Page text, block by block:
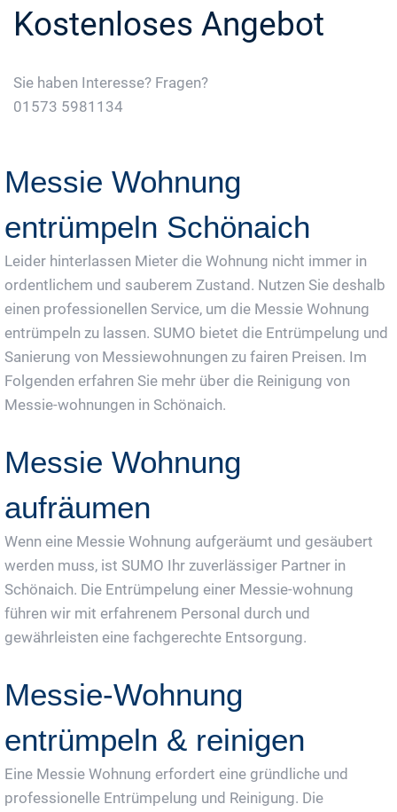
Kostenloses Angebot
Sie haben Interesse? Fragen?
01573 5981134
Messie Wohnung
entrümpeln Schönaich
Leider hinterlassen Mieter die Wohnung nicht immer in
ordentlichem und sauberem Zustand. Nutzen Sie deshalb
einen professionellen Service, um die Messie Wohnung
entrümpeln zu lassen. SUMO bietet die Entrümpelung und
Sanierung von Messiewohnungen zu fairen Preisen. Im
Folgenden erfahren Sie mehr über die Reinigung von
Messie-wohnungen in Schönaich.
Messie Wohnung
aufräumen
Wenn eine Messie Wohnung aufgeräumt und gesäubert
werden muss, ist SUMO Ihr zuverlässiger Partner in
Schönaich. Die Entrümpelung einer Messie-wohnung
führen wir mit erfahrenem Personal durch und
gewährleisten eine fachgerechte Entsorgung.
Messie-Wohnung
entrümpeln & reinigen
Eine Messie Wohnung erfordert eine gründliche und
professionelle Entrümpelung und Reinigung. Die